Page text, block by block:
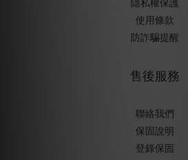
隱私權保護
使用條款
防詐騙提醒
售後服務
聯絡我們
保固說明
登錄保固